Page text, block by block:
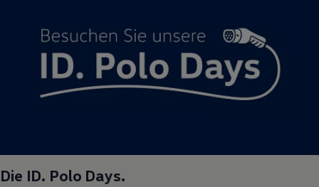
Die ID. Polo Days.